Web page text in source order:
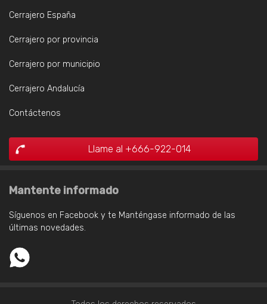
Cerrajero España
Cerrajero por provincia
Cerrajero por municipio
Cerrajero Andalucía
Contáctenos
Llame al +666-922-014
Mantente informado
Síguenos en Facebook y te Manténgase informado de las
últimas novedades.